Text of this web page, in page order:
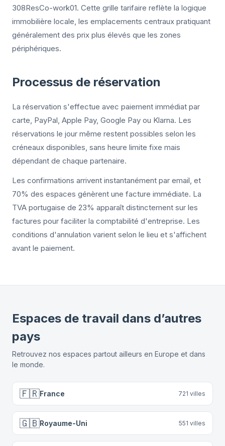
308ResCo-work01. Cette grille tarifaire reflète la logique
immobilière locale, les emplacements centraux pratiquant
généralement des prix plus élevés que les zones
périphériques.
Processus de réservation
La réservation s'effectue avec paiement immédiat par
carte, PayPal, Apple Pay, Google Pay ou Klarna. Les
réservations le jour même restent possibles selon les
créneaux disponibles, sans heure limite fixe mais
dépendant de chaque partenaire.
Les confirmations arrivent instantanément par email, et
70% des espaces génèrent une facture immédiate. La
TVA portugaise de 23% apparaît distinctement sur les
factures pour faciliter la comptabilité d'entreprise. Les
conditions d'annulation varient selon le lieu et s'affichent
avant le paiement.
Espaces de travail dans d’autres
pays
Retrouvez nos espaces partout ailleurs en Europe et dans
le monde.
🇫🇷France 721 villes
🇬🇧Royaume-Uni 551 villes